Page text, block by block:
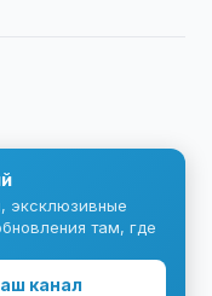
эксклюзивные
там, где
канал